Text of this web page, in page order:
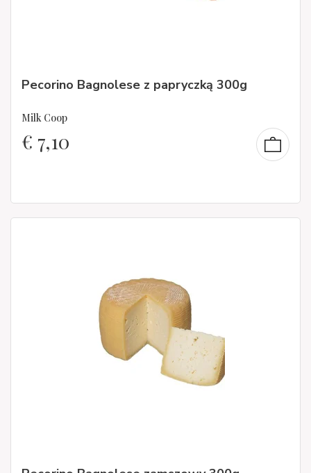
Pecorino Bagnolese z papryczką 300g
Milk Coop
€ 7,10